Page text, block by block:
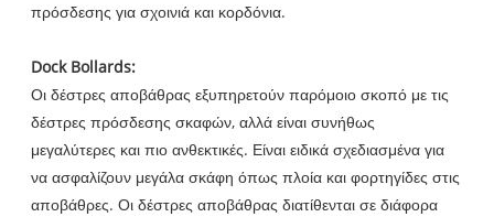
πρόσδεσης για σχοινιά και κορδόνια.
Dock Bollards:
Οι δέστρες αποβάθρας εξυπηρετούν παρόμοιο σκοπό με τις
δέστρες πρόσδεσης σκαφών, αλλά είναι συνήθως
μεγαλύτερες και πιο ανθεκτικές. Είναι ειδικά σχεδιασμένα για
να ασφαλίζουν μεγάλα σκάφη όπως πλοία και φορτηγίδες στις
αποβάθρες. Οι δέστρες αποβάθρας διατίθενται σε διάφορα